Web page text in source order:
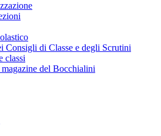
Consigli di Classe e degli Scrutini
classi
del Bocchialini